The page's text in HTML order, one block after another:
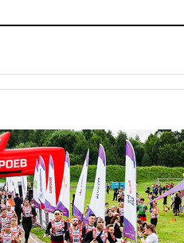
доклад о ситуации на
признала нежелательным в
РФ американский Human
вчера, 21:35«Аэрофлот»
отменяет часть рейсов в
и Геленджик
вчера, 21:25Руслан Терновой
выиграл золото чемпионата
Европы в прыжках с 10-
метровой вышки